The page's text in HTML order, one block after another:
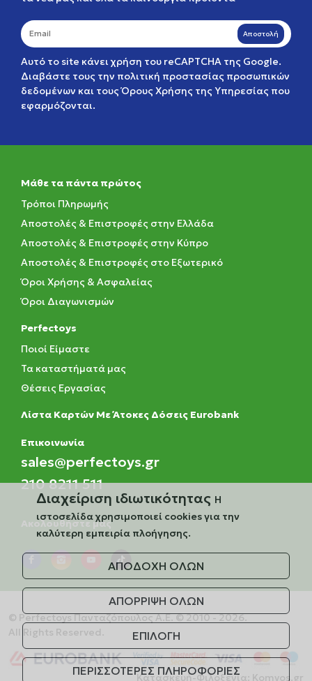
Αποστολή
Αυτό το site κάνει χρήση του reCAPTCHA της Google.
Διαβάστε τους την πολιτική προστασίας προσωπικών
δεδομένων και τουςΌρους Χρήσης της Υπηρεσίας που
εφαρμόζονται.
Μάθε τα πάντα πρώτος
Τρόποι Πληρωμής
Αποστολές & Επιστροφές στην Ελλάδα
Αποστολές & Επιστροφές στην Κύπρο
Αποστολές & Επιστροφές στο Εξωτερικό
Όροι Χρήσης & Ασφαλείας
Όροι Διαγωνισμών
Perfectoys
Ποιοί Είμαστε
Τα καταστήματά μας
Θέσεις Εργασίας
Λίστα Καρτών Με Άτοκες Δόσεις Eurobank
Eπικοινωνία
sales@perfectoys.gr
210 8211 511
Ακολουθήστε μας
© Perfectoys Πανταζόπουλος Α.Ε. © 2010 - 2026.
All Rights Reserved.
Κατασκευή-Φιλοξενία: Komvos.gr
Διαχείριση ιδιωτικότητας Η
ιστοσελίδα χρησιμοποιεί cookies για την
καλύτερη εμπειρία πλοήγησης.
ΑΠΟΔΟΧΗ ΟΛΩΝ
ΑΠΟΡΡΙΨΗ ΟΛΩΝ
ΕΠΙΛΟΓΗ
ΠΕΡΙΣΣΟΤΕΡΕΣ ΠΛΗΡΟΦΟΡΙΕΣ